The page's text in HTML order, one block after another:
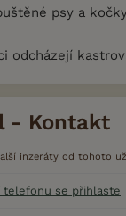
psy a
odcházejí
- Kontakt
inzeráty od tohoto
telefonu se přihlaste